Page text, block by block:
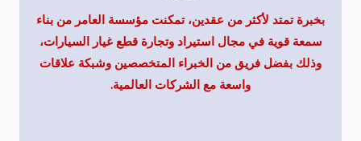
بخبرة تمتد لأكثر من عقدين، تمكنت مؤسسة العامر من بناء
سمعة قوية في مجال استيراد وتجارة قطع غيار السيارات،
وذلك بفضل فريق من الخبراء المتخصصين وشبكة علاقات
واسعة مع الشركات العالمية.